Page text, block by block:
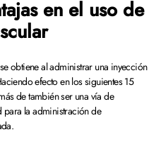
en el uso de
obtiene al administrar una inyección
efecto en los siguientes 15
de también ser una vía de
la administración de